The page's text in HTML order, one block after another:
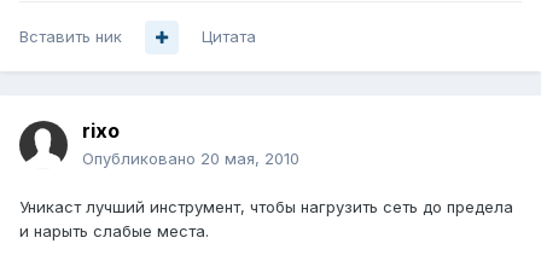
Вставить ник Цитата
rixo
Опубликовано 20 мая, 2010
Уникаст лучший инструмент, чтобы нагрузить сеть до предела
и нарыть слабые места.